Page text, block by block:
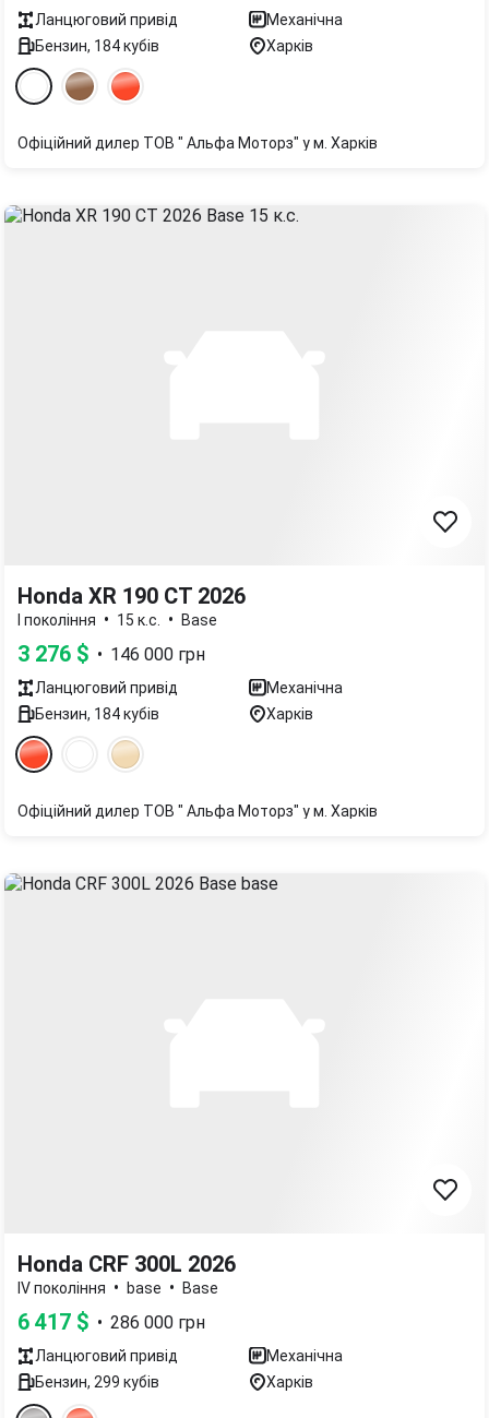
Ланцюговий привід
Механічна
Бензин, 184кубів Харків
Офіційний дилер ТОВ " Альфа Моторз" у м. Харків
Honda XR 190 CT 2026
I покоління • 15 к.с. • Base
3 276 $ • 146 000 грн
Ланцюговий привід
Механічна
Бензин, 184кубів Харків
Офіційний дилер ТОВ " Альфа Моторз" у м. Харків
Honda CRF 300L 2026
IV покоління • base • Base
6 417 $ • 286 000 грн
Ланцюговий привід
Механічна
Бензин, 299 кубів Харків